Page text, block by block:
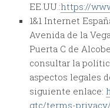
EE.UU.:https://
1&1 Internet
Avenida de la
Puerta C de
consultar la
aspectos legales
siguiente enlace:
gtc/terms-